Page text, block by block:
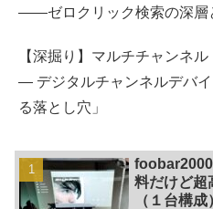
――ゼロクリック検索の深層
【深掘り】マルチチャンネ
— デジタルチャンネルデバ
る落とし穴」
料だけど超
（１台構